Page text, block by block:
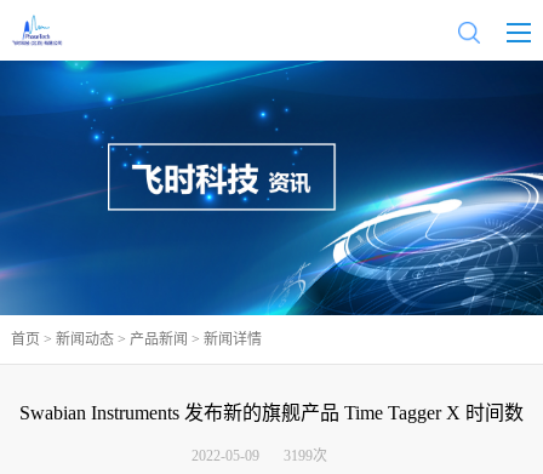
首页 > 新闻动态> 产品新闻 > 新闻详情
Swabian Instruments 发布新的旗舰产品 Time Tagger X 时间数
字转换器
2022-05-09 3199次